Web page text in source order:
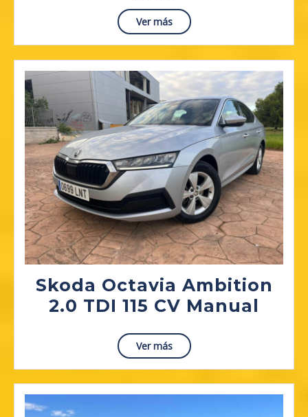
(Motor
Mercedes
Benz)
Ver másRead
More
Skoda Octavia Ambition
2.0 TDI 115 CV Manual
2.0
TDI
Ver másRead
More